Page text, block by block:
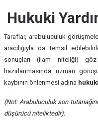
Hukuki
Taraflar, arabuluculuk
aracılığıyla da temsil
sonuçları (ilam niteliği) göz
hazırlanmasında uzman
kaybının önlenmesi adına
(Not: Arabuluculuk son
düşürücü niteliktedir).